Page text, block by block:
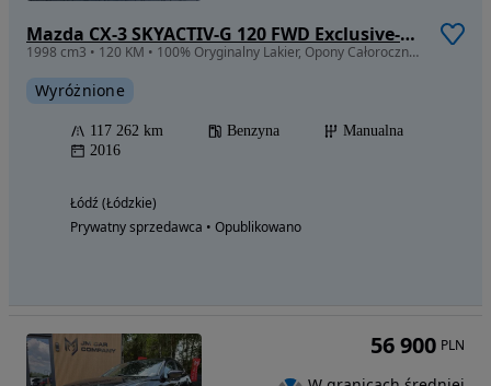
Mazda CX-3 SKYACTIV-G 120 FWD Exclusive-Line
1998 cm3 • 120 KM • 100% Oryginalny Lakier, Opony Całoroczne, Zarejestrowany W Polsce
Wyróżnione
117 262 km Benzyna
Manualna
2016
Łódź (Łódzkie)
Prywatny sprzedawca • Opublikowano
56 900 PLN